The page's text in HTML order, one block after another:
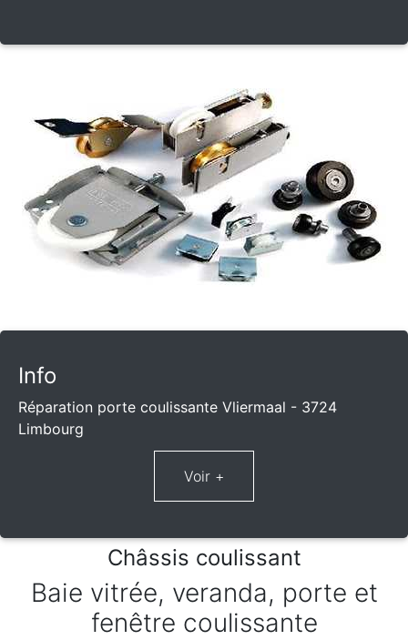
Info
Réparation porte coulissante Vliermaal - 3724
Limbourg
Châssis coulissant
Baie vitrée, veranda, porte et
fenêtre coulissante